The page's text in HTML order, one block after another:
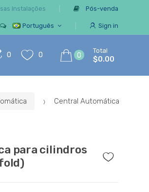
Instalações Pós-venda
Português Sign in
0 0 0
Total
$0.00
Central Automática
para cilindros